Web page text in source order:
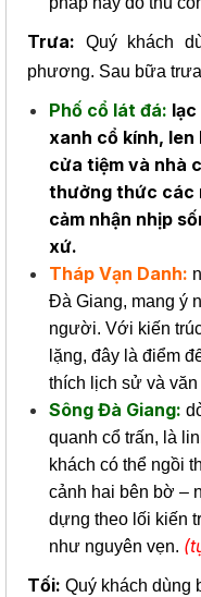
Trưa: Quý khách
phương. Sau bữa
Phố cổ lát đá:
xanh cổ kính, len
cửa tiệm và nhà
thưởng thức các
cảm nhận nhịp
xứ.
Tháp Vạn Danh:
Đà Giang, mang ý
người. Với kiến
lặng, đây là điểm
thích lịch sử và
Sông Đà Giang:
quanh cổ trấn, là
khách có thể ngồi
cảnh hai bên bờ –
dựng theo lối kiến
như nguyên vẹn.
Tối: Quý khách dùng